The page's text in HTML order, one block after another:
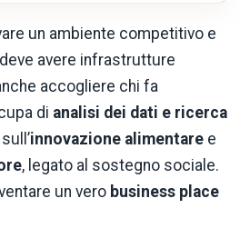
un ambiente competitivo e
avere infrastrutture
accogliere chi fa
di analisi dei dati e ricerca
innovazione alimentare e
, legato al sostegno sociale.
un vero business place